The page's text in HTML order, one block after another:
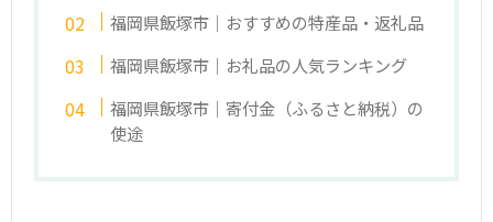
福岡県飯塚市｜おすすめの特産品・返礼品
福岡県飯塚市｜お礼品の人気ランキング
福岡県飯塚市｜寄付金（ふるさと納税）の
使途